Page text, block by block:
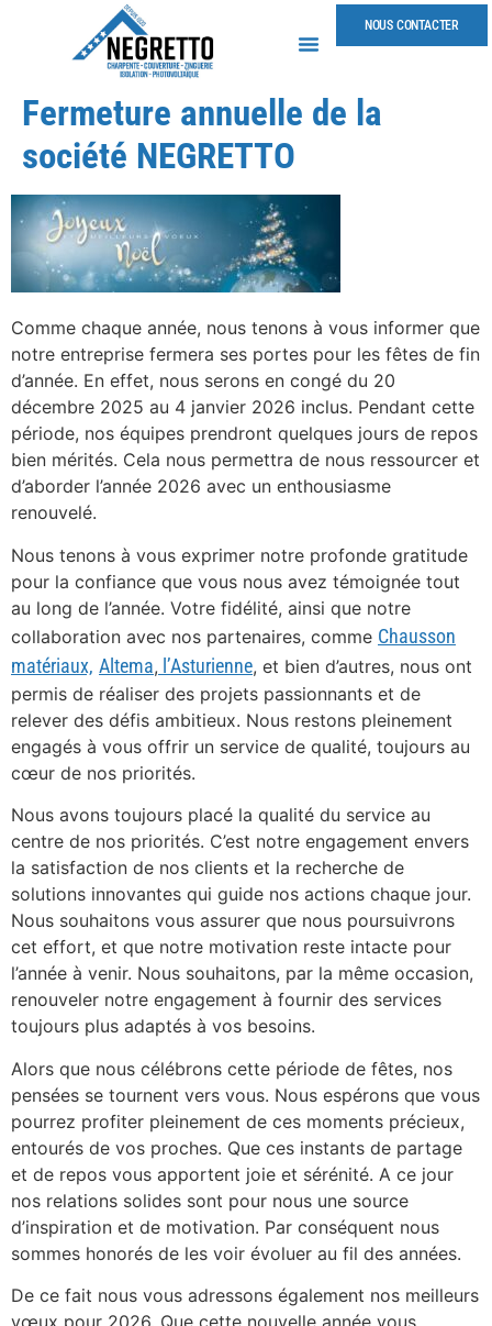
NOUS CONTACTER
Fermeture annuelle de la
société NEGRETTO
Comme chaque année, nous tenons à vous informer que
notre entreprise fermera ses portes pour les fêtes de fin
d’année. En effet, nous serons en congé du 20
décembre 2025 au 4 janvier 2026 inclus. Pendant cette
période, nos équipes prendront quelques jours de repos
bien mérités. Cela nous permettra de nous ressourcer et
d’aborder l’année 2026 avec un enthousiasme
renouvelé.
Nous tenons à vous exprimer notre profonde gratitude
pour la confiance que vous nous avez témoignée tout
au long de l’année. Votre fidélité, ainsi que notre
collaboration avec nos partenaires, comme Chausson
matériaux, Altema, l’Asturienne, et bien d’autres, nous ont
permis de réaliser des projets passionnants et de
relever des défis ambitieux. Nous restons pleinement
engagés à vous offrir un service de qualité, toujours au
cœur de nos priorités.
Nous avons toujours placé la qualité du service au
centre de nos priorités. C’est notre engagement envers
la satisfaction de nos clients et la recherche de
solutions innovantes qui guide nos actions chaque jour.
Nous souhaitons vous assurer que nous poursuivrons
cet effort, et que notre motivation reste intacte pour
l’année à venir. Nous souhaitons, par la même occasion,
renouveler notre engagement à fournir des services
toujours plus adaptés à vos besoins.
Alors que nous célébrons cette période de fêtes, nos
pensées se tournent vers vous. Nous espérons que vous
pourrez profiter pleinement de ces moments précieux,
entourés de vos proches. Que ces instants de partage
et de repos vous apportent joie et sérénité. A ce jour
nos relations solides sont pour nous une source
d’inspiration et de motivation. Par conséquent nous
sommes honorés de les voir évoluer au fil des années.
De ce fait nous vous adressons également nos meilleurs
vœux pour 2026. Que cette nouvelle année vous